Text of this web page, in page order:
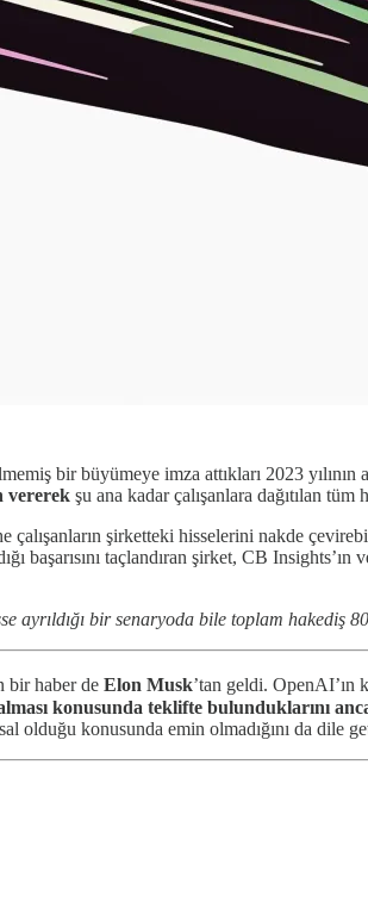
bir büyümeye imza attıkları 2023
vererek şu ana kadar çalışanlara dağıtılan tüm
çalışanların şirketteki hisselerini nakde
başarısını taçlandıran şirket, CB
ayrıldığı bir senaryoda bile toplam hakediş
bir haber de Elon Musk’tan geldi. OpenAI’ın
konusunda teklifte bulunduklarını
olduğu konusunda emin olmadığını da dile